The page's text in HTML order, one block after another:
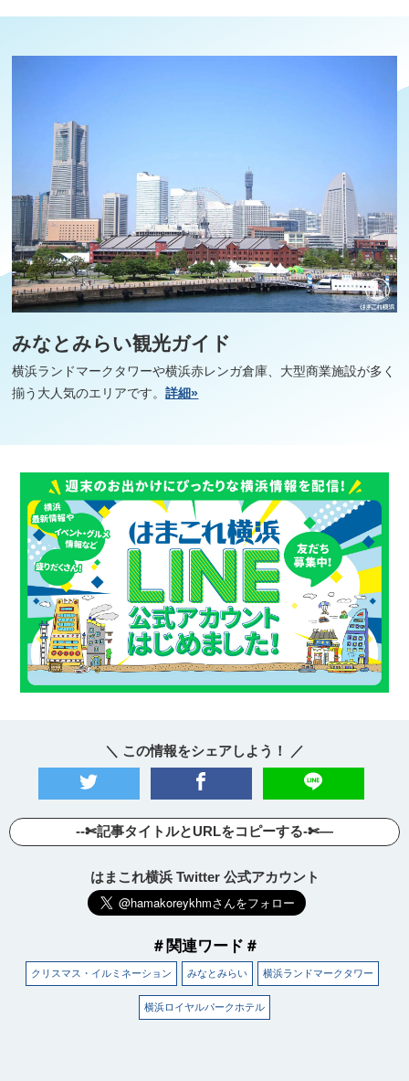
みなとみらい観光ガイド
横浜ランドマークタワーや横浜赤レンガ倉庫、大型商業施設が多く
揃う大人気のエリアです。詳細»
＼ この情報をシェアしよう！ ／
--✄記事タイトルとURLをコピーする-✄—
はまこれ横浜 Twitter 公式アカウント
＃関連ワード＃
クリスマス・イルミネーション みなとみらい 横浜ランドマークタワー
横浜ロイヤルパークホテル